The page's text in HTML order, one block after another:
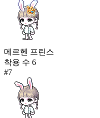
메르헨 프린스
착용 수 6
#7